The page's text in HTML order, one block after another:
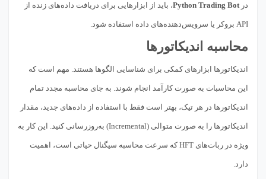
درPython Trading Bot، باید از ابزارهایی برای دریافت داده‌های زنده از
API بروکر یا سرویس‌دهنده‌های داده استفاده شود.
محاسبه اندیکاتورها
اندیکاتورها ابزارهای کمکی برای شناسایی الگوها هستند. مهم است که
این محاسبات به صورت کارآمد انجام شوند. به جای محاسبه مجدد تمام
اندیکاتورها در هر تیک، بهتر است فقط با استفاده از داده‌های جدید، مقدار
اندیکاتورها را به صورت متوالی (Incremental) به‌روزرسانی کنید. این کار به
ویژه در ربات‌های HFT که سرعت محاسبه سیگنال حیاتی است، اهمیت
دارد.